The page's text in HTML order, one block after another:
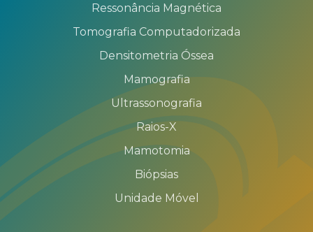
Ressonância Magnética
Tomografia Computadorizada
Densitometria Óssea
Mamografia
Ultrassonografia
Raios-X
Mamotomia
Biópsias
Unidade Móvel